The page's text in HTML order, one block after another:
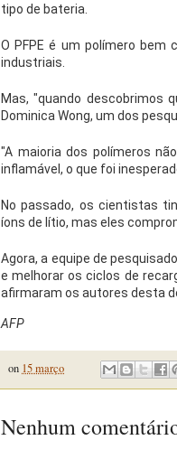
tipo de bateria.
O PFPE é um polímero
industriais.
Mas, "quando descobrimos
Dominica Wong, um dos
"A maioria dos polímeros
inflamável, o que foi
No passado, os cientistas
íons de lítio, mas eles
Agora, a equipe de
e melhorar os ciclos de
afirmaram os autores desta
AFP
on 15 março
Nenhum